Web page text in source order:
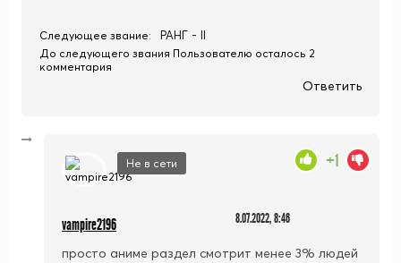
Следующее звание: РАНГ - II
До следующего звания Пользователю осталось 2
комментария
Ответить
Не в сети
vampire2196 8.07.2022, 8:46
просто аниме раздел смотрит менее 3% людей
+1